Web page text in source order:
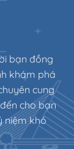
bạn đồng
khám phá
cung
cho bạn
niệm khó